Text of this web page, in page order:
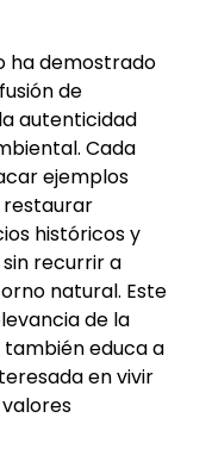
ha demostrado
de
autenticidad
Cada
ejemplos
históricos y
recurrir a
natural. Este
de la
educa a
en vivir